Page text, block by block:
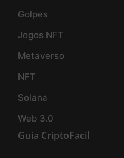
Golpes
Jogos NFT
Metaverso
NFT
Solana
Web 3.0
Guia CriptoFacil